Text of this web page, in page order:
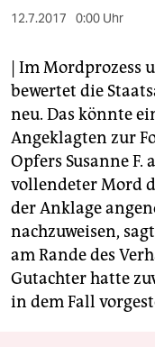
gesellschaft
kultur
sport
berlin
nord
wahrheit
verlag
verlag
12.7.2017 0:00 Uhr
| Im Mordprozess
bewertet die
neu. Das könnte
Angeklagten zur
Opfers Susanne F.
vollendeter Mord
der Anklage
nachzuweisen,
am Rande des
Gutachter hatte
in dem Fall